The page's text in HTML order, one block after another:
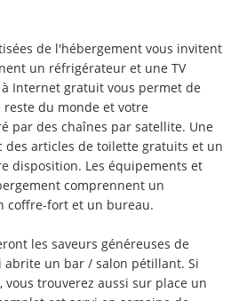
de l'hébergement vous invitent
un réfrigérateur et une TV
à Internet gratuit vous permet de
du monde et votre
par des chaînes par satellite. Une
des articles de toilette gratuits et un
disposition. Les équipements et
comprennent un
coffre-fort et un bureau.
les saveurs généreuses de
un bar / salon pétillant. Si
vous trouverez aussi sur place un